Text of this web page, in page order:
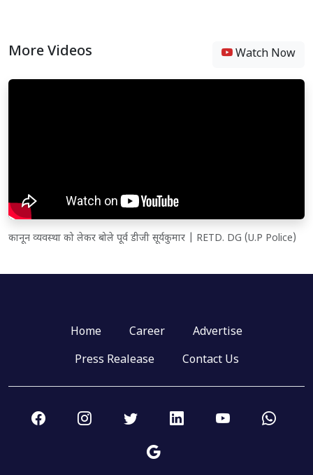
More Videos Watch Now
कानून व्यवस्था को लेकर बोले पूर्व डीजी सूर्यकुमार | RETD. DG (U.P Police)
Home Career
Advertise
Press Realease
Contact Us